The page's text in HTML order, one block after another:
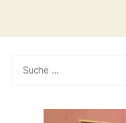
nach: